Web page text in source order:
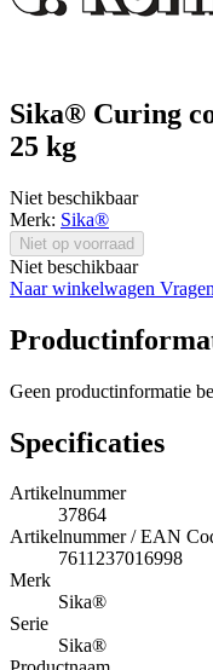
Sika® Curing
25 kg
Niet beschikbaar
Merk: Sika®
Niet op voorraad
Niet beschikbaar
Naar winkelwagen
Geen productinformatie
Specificaties
Artikelnummer
37864
Artikelnummer / EAN
7611237016998
Merk
Sika®
Serie
Sika®